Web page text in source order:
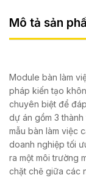
Mô tả sản
Module bàn làm
pháp kiến tạo
chuyên biệt để
dự án gồm 3
mẫu bàn làm việc
doanh nghiệp tối
ra một môi trường
chặt chẽ giữa các